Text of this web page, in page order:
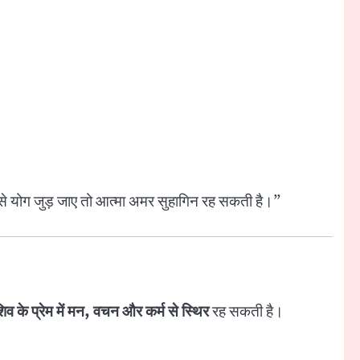
योग जुड़ जाए तो आत्मा अमर सुहागिन रह सकती है।”
के प्रेम में मन, वचन और कर्म से स्थिररह सकती है।